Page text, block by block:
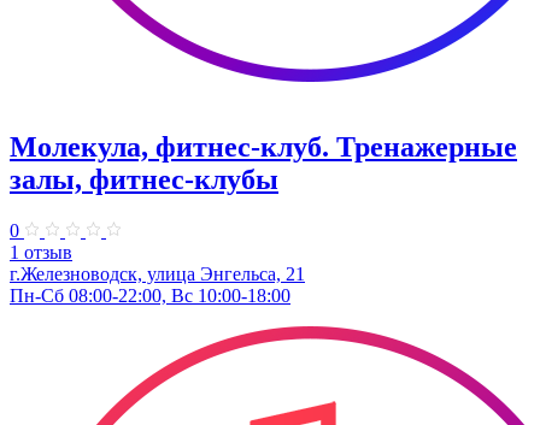
Молекула, фитнес-клуб. Тренажерные
залы, фитнес-клубы
0
1 отзыв
г.Железноводск, улица Энгельса, 21
Пн-Сб 08:00-22:00, Вс 10:00-18:00